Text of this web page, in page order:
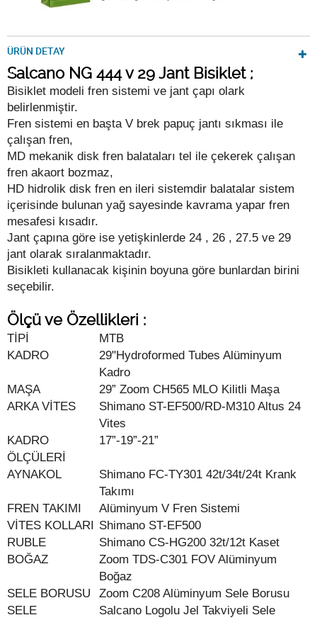
ÜRÜN DETAY
Salcano NG 444 v 29 Jant Bisiklet ;
Bisiklet modeli fren sistemi ve jant çapı olark
belirlenmiştir.
Fren sistemi en başta V brek papuç jantı sıkması ile
çalışan fren,
MD mekanik disk fren balataları tel ile çekerek çalışan
fren akaort bozmaz,
HD hidrolik disk fren en ileri sistemdir balatalar sistem
içerisinde bulunan yağ sayesinde kavrama yapar fren
mesafesi kısadır.
Jant çapına göre ise yetişkinlerde 24 , 26 , 27.5 ve 29
jant olarak sıralanmaktadır.
Bisikleti kullanacak kişinin boyuna göre bunlardan birini
seçebilir.
Ölçü ve Özellikleri :
TİPİ
MTB
KADRO
29"Hydroformed Tubes Alüminyum
Kadro
MAŞA
29” Zoom CH565 MLO Kilitli Maşa
ARKA VİTES
Shimano ST-EF500/RD-M310 Altus 24
Vites
KADRO
ÖLÇÜLERİ
17”-19”-21”
AYNAKOL
Shimano FC-TY301 42t/34t/24t Krank
Takımı
FREN TAKIMI
Alüminyum V Fren Sistemi
VİTES KOLLARI Shimano ST-EF500
RUBLE
Shimano CS-HG200 32t/12t Kaset
BOĞAZ
Zoom TDS-C301 FOV Alüminyum
Boğaz
SELE BORUSU
Zoom C208 Alüminyum Sele Borusu
SELE
Salcano Logolu Jel Takviyeli Sele